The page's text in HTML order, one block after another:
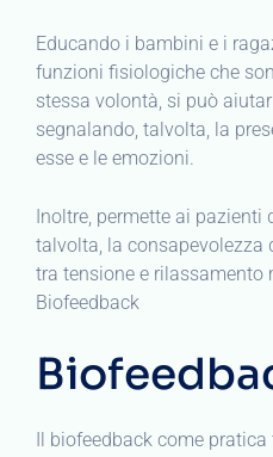
Educando i bambini e i
funzioni fisiologiche che
stessa volontà, si può
segnalando, talvolta, la
esse e le emozioni.
Inoltre, permette ai pazienti
talvolta, la consapevolezza
tra tensione e rilassamento
Biofeedback
Il biofeedback come